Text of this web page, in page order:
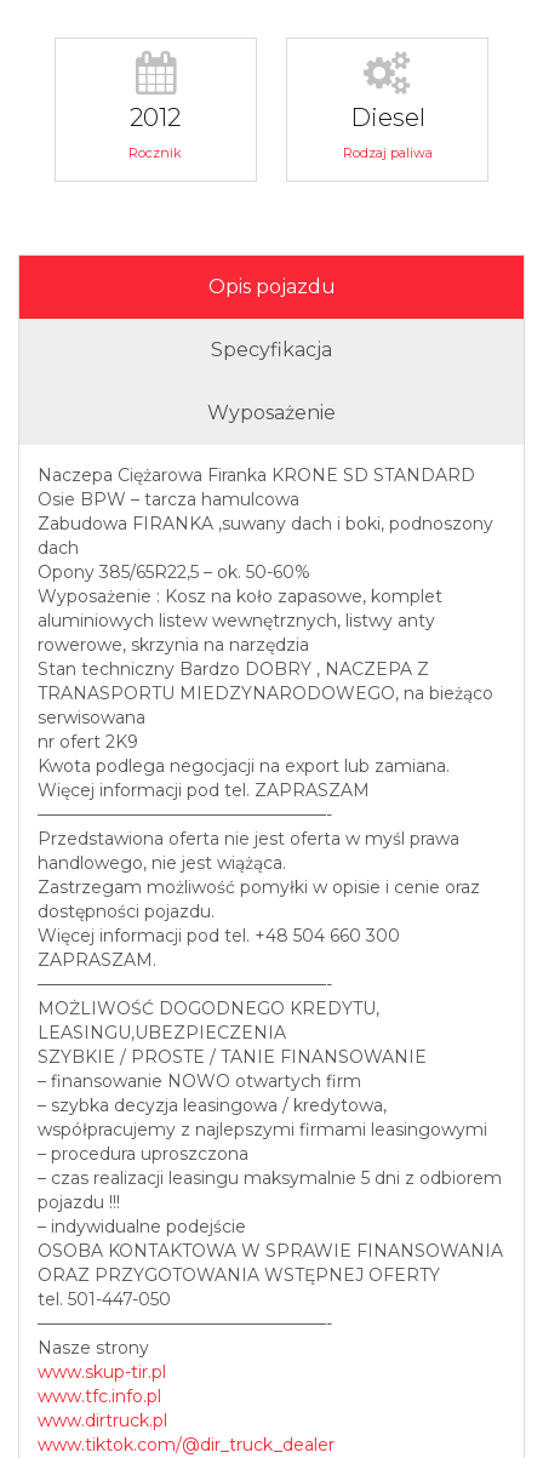
2012
Rocznik
Diesel
Rodzaj paliwa
Opis pojazdu
Specyfikacja
Wyposażenie
Naczepa Ciężarowa Firanka KRONE SD STANDARD
Osie BPW – tarcza hamulcowa
Zabudowa FIRANKA ,suwany dach i boki, podnoszony
dach
Opony 385/65R22,5 – ok. 50-60%
Wyposażenie : Kosz na koło zapasowe, komplet
aluminiowych listew wewnętrznych, listwy anty
rowerowe, skrzynia na narzędzia
Stan techniczny Bardzo DOBRY , NACZEPA Z
TRANASPORTU MIEDZYNARODOWEGO, na bieżąco
serwisowana
nr ofert 2K9
Kwota podlega negocjacji na export lub zamiana.
Więcej informacji pod tel. ZAPRASZAM
—————————————————-
Przedstawiona oferta nie jest oferta w myśl prawa
handlowego, nie jest wiążąca.
Zastrzegam możliwość pomyłki w opisie i cenie oraz
dostępności pojazdu.
Więcej informacji pod tel. +48 504 660 300
ZAPRASZAM.
—————————————————-
MOŻLIWOŚĆ DOGODNEGO KREDYTU,
LEASINGU,UBEZPIECZENIA
SZYBKIE / PROSTE / TANIE FINANSOWANIE
– finansowanie NOWO otwartych firm
– szybka decyzja leasingowa / kredytowa,
współpracujemy z najlepszymi firmami leasingowymi
– procedura uproszczona
– czas realizacji leasingu maksymalnie 5 dni z odbiorem
pojazdu !!!
– indywidualne podejście
OSOBA KONTAKTOWA W SPRAWIE FINANSOWANIA
ORAZ PRZYGOTOWANIA WSTĘPNEJ OFERTY
tel. 501-447-050
—————————————————-
Nasze strony
www.skup-tir.pl
www.tfc.info.pl
www.dirtruck.pl
www.tiktok.com/@dir_truck_dealer